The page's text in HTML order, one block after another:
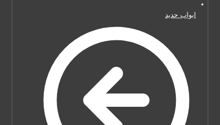
ابواب حديد